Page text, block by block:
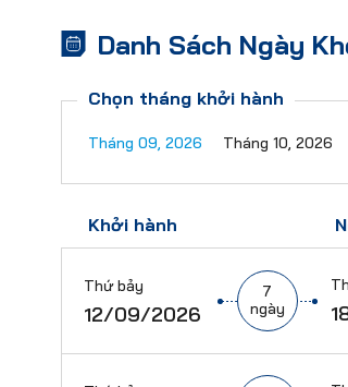
Danh Sách Ngày
Chọn tháng khởi hành
Tháng 09, 2026 Tháng 10, 2026
Khởi hành
Thứ bảy
12/09/2026
7
ngày